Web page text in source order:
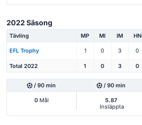
2022 Säsong
Tävling MP Ml IM HN
EFL Trophy 1 0 3 0
Total 2022 1 0 3 0
/ 90 min / 90 min
0Mål
5.87
Insläppta